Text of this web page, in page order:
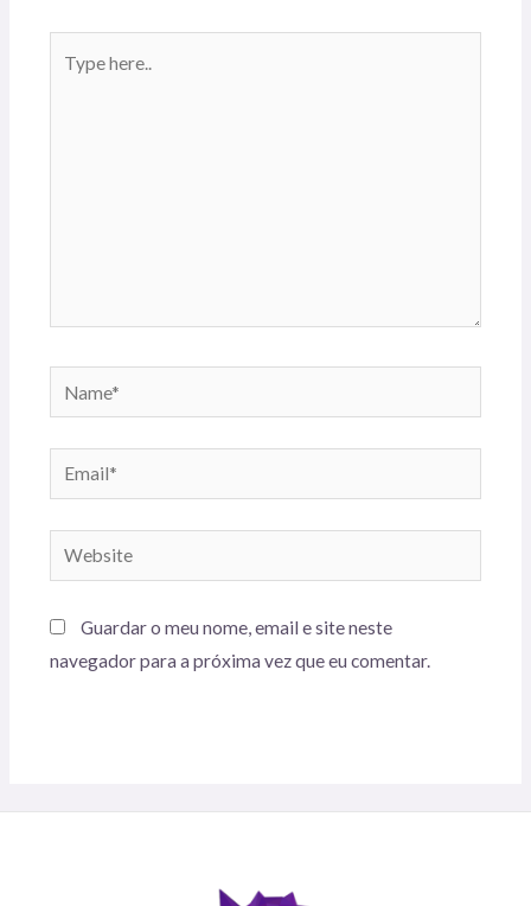
here..
Name*
Email*
Website
Guardar o meu nome, email e site neste
navegador para a próxima vez que eu comentar.